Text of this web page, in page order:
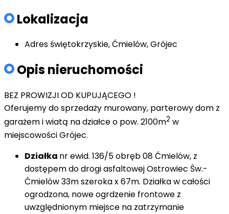
Lokalizacja
Adresświętokrzyskie, Ćmielów, Grójec
Opis nieruchomości
BEZ PROWIZJI OD KUPUJĄCEGO !
Oferujemy do sprzedaży murowany, parterowy dom z
garażem i wiatą na działce o pow. 2100m2 w
miejscowości Grójec.
Działka nr ewid. 136/5 obręb 08 Ćmielów, z
dostępem do drogi asfaltowej Ostrowiec Św.-
Ćmielów 33m szeroka x 67m. Działka w całości
ogrodzona, nowe ogrdzenie frontowe z
uwzględnionym miejsce na zatrzymanie